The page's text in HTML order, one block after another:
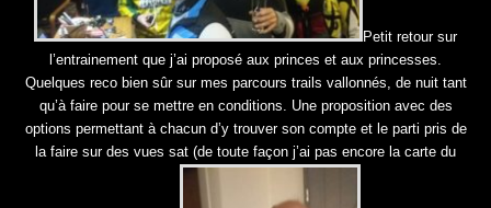
Petit retour sur
l’entrainement que j’ai proposé aux princes et aux princesses.
Quelques reco bien sûr sur mes parcours trails vallonnés, de nuit tant
qu’à faire pour se mettre en conditions. Une proposition avec des
options permettant à chacun d’y trouver son compte et le parti pris de
la faire sur des vues sat (de toute façon j’ai pas encore la carte du